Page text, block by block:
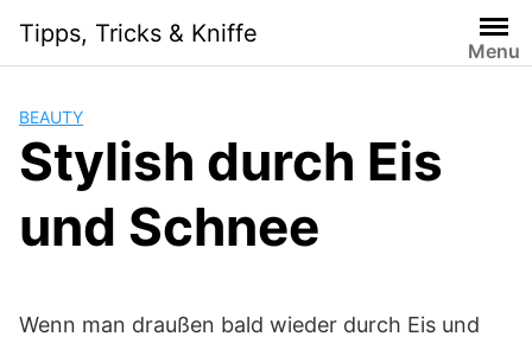
content
Tipps, Tricks & Kniffe
Menu
BEAUTY
Stylish durch Eis
und Schnee
Wenn man draußen bald wieder durch Eis und